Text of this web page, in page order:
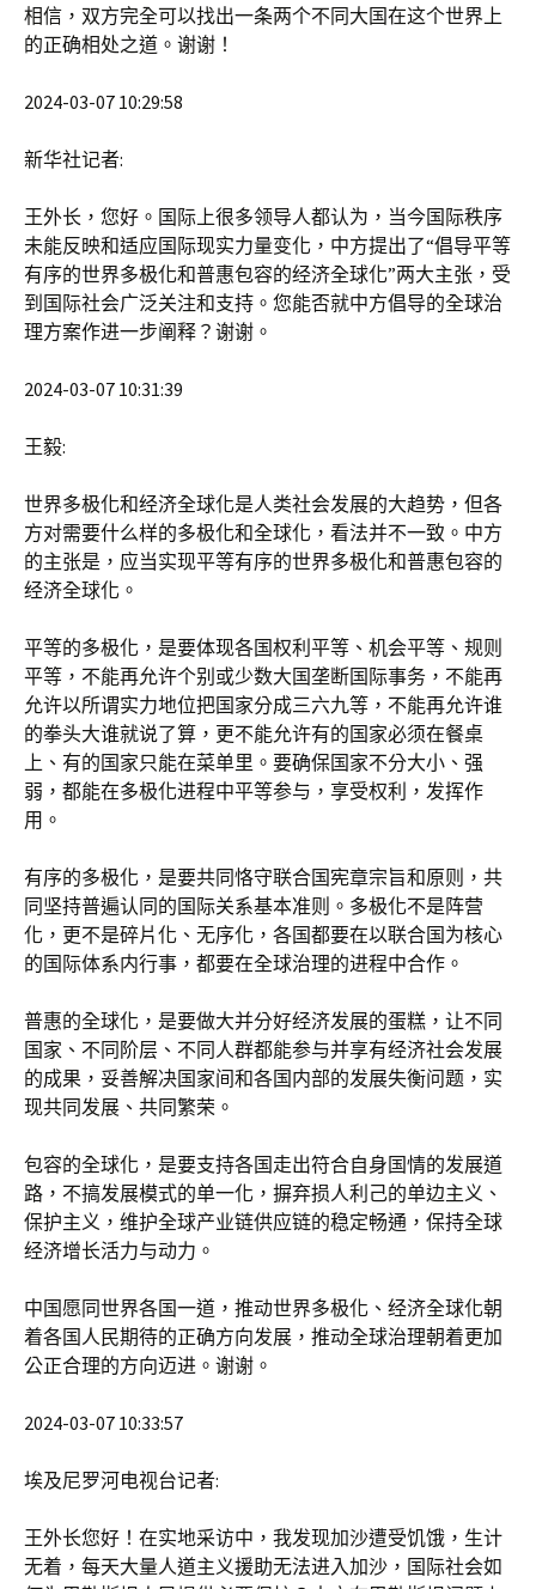
相信，双方完全可以找出一条两个不同大国在这个世界上
的正确相处之道。谢谢！
2024-03-07 10:29:58
新华社记者:
王外长，您好。国际上很多领导人都认为，当今国际秩序
未能反映和适应国际现实力量变化，中方提出了“倡导平等
有序的世界多极化和普惠包容的经济全球化”两大主张，受
到国际社会广泛关注和支持。您能否就中方倡导的全球治
理方案作进一步阐释？谢谢。
2024-03-07 10:31:39
王毅:
世界多极化和经济全球化是人类社会发展的大趋势，但各
方对需要什么样的多极化和全球化，看法并不一致。中方
的主张是，应当实现平等有序的世界多极化和普惠包容的
经济全球化。
平等的多极化，是要体现各国权利平等、机会平等、规则
平等，不能再允许个别或少数大国垄断国际事务，不能再
允许以所谓实力地位把国家分成三六九等，不能再允许谁
的拳头大谁就说了算，更不能允许有的国家必须在餐桌
上、有的国家只能在菜单里。要确保国家不分大小、强
弱，都能在多极化进程中平等参与，享受权利，发挥作
用。
有序的多极化，是要共同恪守联合国宪章宗旨和原则，共
同坚持普遍认同的国际关系基本准则。多极化不是阵营
化，更不是碎片化、无序化，各国都要在以联合国为核心
的国际体系内行事，都要在全球治理的进程中合作。
普惠的全球化，是要做大并分好经济发展的蛋糕，让不同
国家、不同阶层、不同人群都能参与并享有经济社会发展
的成果，妥善解决国家间和各国内部的发展失衡问题，实
现共同发展、共同繁荣。
包容的全球化，是要支持各国走出符合自身国情的发展道
路，不搞发展模式的单一化，摒弃损人利己的单边主义、
保护主义，维护全球产业链供应链的稳定畅通，保持全球
经济增长活力与动力。
中国愿同世界各国一道，推动世界多极化、经济全球化朝
着各国人民期待的正确方向发展，推动全球治理朝着更加
公正合理的方向迈进。谢谢。
2024-03-07 10:33:57
埃及尼罗河电视台记者:
王外长您好！在实地采访中，我发现加沙遭受饥饿，生计
无着，每天大量人道主义援助无法进入加沙，国际社会如